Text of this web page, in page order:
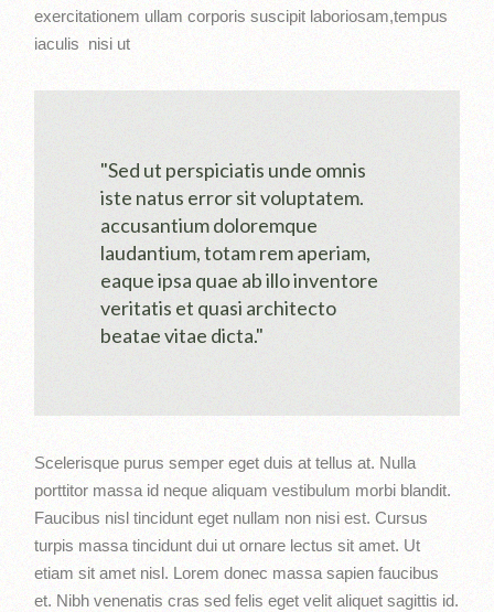
exercitationem ullam corporis suscipit laboriosam,tempus
iaculis nisi ut
"Sed ut perspiciatis unde omnis
iste natus error sit voluptatem.
accusantium doloremque
laudantium, totam rem aperiam,
eaque ipsa quae ab illo inventore
veritatis et quasi architecto
beatae vitae dicta."
Scelerisque purus semper eget duis at tellus at. Nulla
porttitor massa id neque aliquam vestibulum morbi blandit.
Faucibus nisl tincidunt eget nullam non nisi est. Cursus
turpis massa tincidunt dui ut ornare lectus sit amet. Ut
etiam sit amet nisl. Lorem donec massa sapien faucibus
et. Nibh venenatis cras sed felis eget velit aliquet sagittis id.